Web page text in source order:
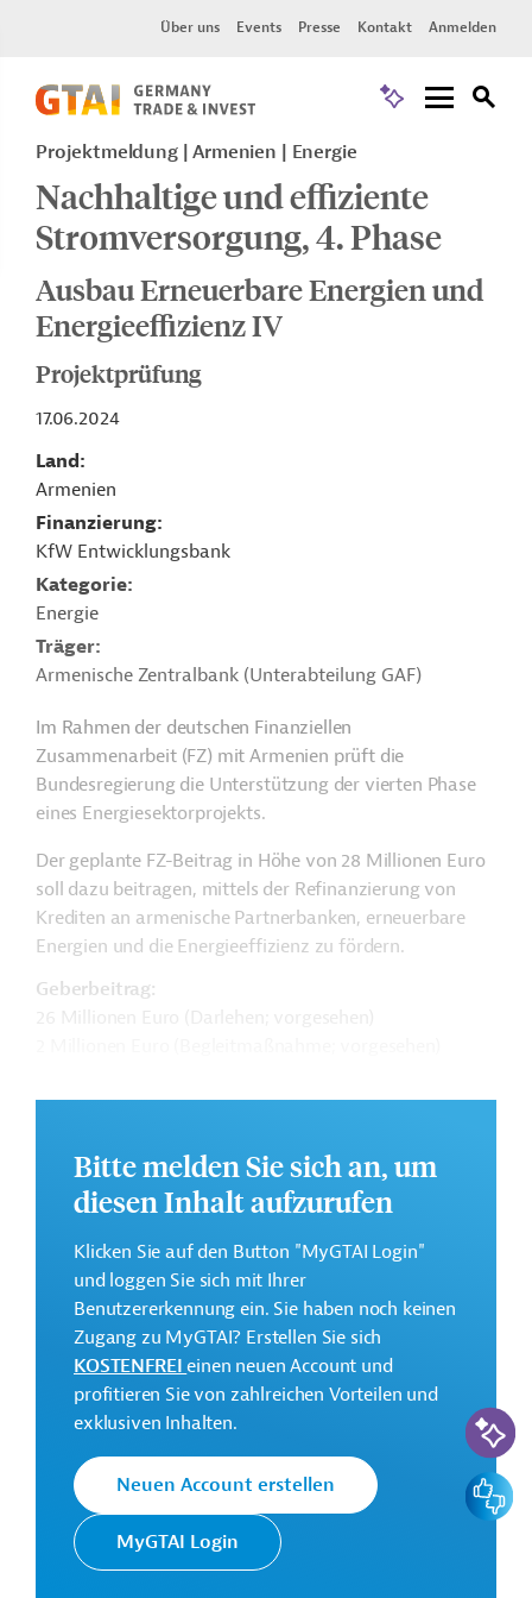
Über uns Events Presse Kontakt Anmelden
Projektmeldung Armenien Energie
Nachhaltige und effiziente
Stromversorgung, 4. Phase
Ausbau Erneuerbare Energien und
Energieeffizienz IV
Projektprüfung
17.06.2024
Land
Armenien
Finanzierung
KfW Entwicklungsbank
Kategorie
Energie
Träger
Armenische Zentralbank (Unterabteilung GAF)
Im Rahmen der deutschen Finanziellen
Zusammenarbeit (FZ) mit Armenien prüft die
Bundesregierung die Unterstützung der vierten Phase
eines Energiesektorprojekts.
Der geplante FZ-Beitrag in Höhe von 28 Millionen Euro
soll dazu beitragen, mittels der Refinanzierung von
Krediten an armenische Partnerbanken, erneuerbare
Energien und die Energieeffizienz zu fördern.
Geberbeitrag:
GTAI informiert über dieKfW: Schwerpunkte,
Regularien und praktische Hinweise zur
Geschäftsanbahnung.
Kontaktadressen
KfW
Die KfW Entwicklungsbank
Zusammenarbeit (FZ)
Deutschlands im Auftrag der
Bundesregierung um. Ziele der
Bank sind die
Bitte melden Sie sich an, um
diesen Inhalt aufzurufen
Klicken Sie auf den Button "MyGTAI Login"
und loggen Sie sich mit Ihrer
Benutzererkennung ein. Sie haben noch keinen
Zugang zu MyGTAI? Erstellen Sie sich
KOSTENFREIeinen neuen Account und
profitieren Sie von zahlreichen Vorteilen und
exklusiven Inhalten.
Neuen Account erstellen
MyGTAI Login
KI-